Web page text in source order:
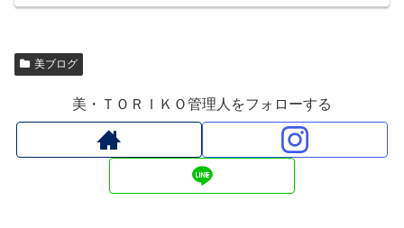
美ブログ
美・ＴＯＲＩＫＯ管理人をフォローする